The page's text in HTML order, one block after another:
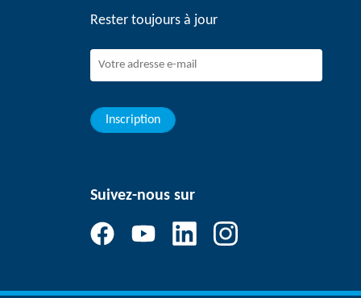
Rester toujours à jour
Inscription
Suivez-nous sur